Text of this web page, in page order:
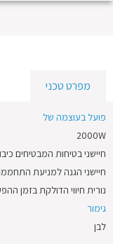
מפרט טכני
פועל בעוצמה של
2000W
חיישני בטיחות המבטיחים
חיישני הגנה למניעת
נורית חיווי הדולקת בזמן
גימור
לבן